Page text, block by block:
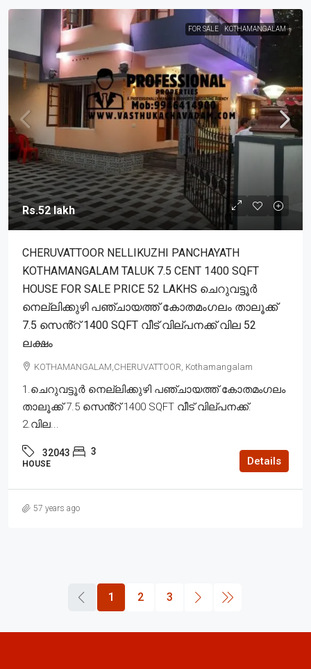
FOR SALE KOTHAMANGALAM
Rs.52 lakh
CHERUVATTOOR NELLIKUZHI PANCHAYATH
KOTHAMANGALAM TALUK 7.5 CENT 1400 SQFT
HOUSE FOR SALE PRICE 52 LAKHS ചെറുവട്ടൂർ
നെല്ലിക്കുഴി പഞ്ചായത്ത് കോതമംഗലം താലൂക്ക്
7.5 സെൻ്റ് 1400 SQFT വീട് വില്പനക്ക് വില 52
ലക്ഷം
KOTHAMANGALAM,CHERUVATTOOR, Kothamangalam
1.ചെറുവട്ടൂർ നെല്ലിക്കുഴി പഞ്ചായത്ത് കോതമംഗലം
താലൂക്ക് 7.5 സെൻ്റ് 1400 SQFT വീട് വില്പനക്ക്.
2.വില...
32043 3
HOUSE Details
57 years ago
1 2 3